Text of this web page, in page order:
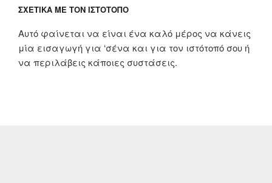
ΣΧΕΤΙΚΆ ΜΕ ΤΟΝ ΙΣΤΌΤΟΠΟ
Αυτό φαίνεται να είναι ένα καλό μέρος να κάνεις
μία εισαγωγή για ‘σένα και για τον ιστότοπό σου ή
να περιλάβεις κάποιες συστάσεις.